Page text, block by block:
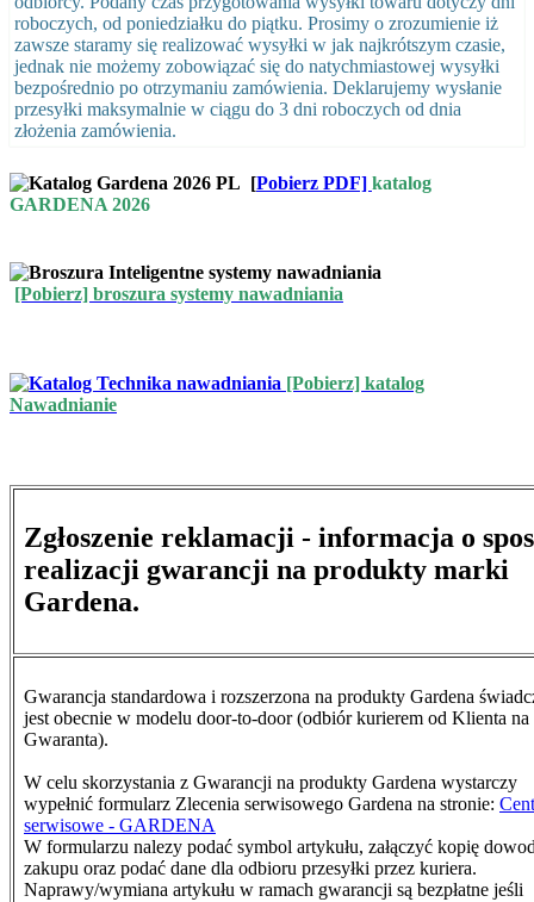
roboczych, od poniedziałku do piątku. Prosimy o zrozumienie iż
zawsze staramy się realizować wysyłki w jak najkrótszym czasie,
jednak nie możemy zobowiązać się do natychmiastowej wysyłki
bezpośrednio po otrzymaniu zamówienia. Deklarujemy wysłanie
przesyłki maksymalnie w ciągu do 3 dni roboczych od dnia
złożenia zamówienia.
[Pobierz PDF] katalog
GARDENA 2026
[Pobierz] broszura systemy nawadniania
[Pobierz] katalog
Nawadnianie
Zgłoszenie reklamacji - informacja o
realizacji gwarancji na produkty marki
Gardena.
Gwarancja standardowa i rozszerzona na produkty Gardena
jest obecnie w modelu door-to-door (odbiór kurierem od Klienta na
Gwaranta).
W celu skorzystania z Gwarancji na produkty Gardena wystarczy
wypełnić formularz Zlecenia serwisowego Gardena na stronie:
serwisowe - GARDENA
W formularzu nalezy podać symbol artykułu, załączyć kopię
zakupu oraz podać dane dla odbioru przesyłki przez kuriera.
Naprawy/wymiana artykułu w ramach gwarancji są bezpłatne jeśli